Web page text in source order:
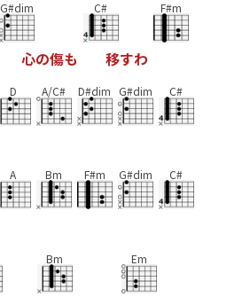
G#dim
心の傷も
C#
移すわ
F#m
D A/C# D#dim G#dim C#
A Bm F#m G#dim C#
Bm Em